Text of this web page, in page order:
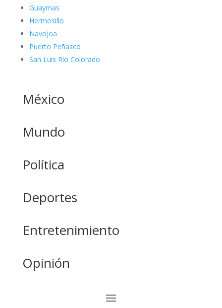
Guaymas
Hermosillo
Navojoa
Puerto Peñasco
San Luis Río Colorado
México
Mundo
Política
Deportes
Entretenimiento
Opinión